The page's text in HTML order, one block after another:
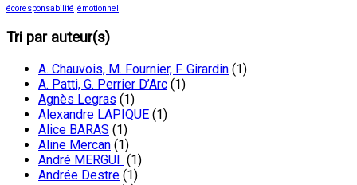
écoresponsabilité émotionnel
Tri par auteur(s)
A. Chauvois, M. Fournier, F. Girardin (1)
A. Patti, G. Perrier D’Arc (1)
Agnès Legras (1)
Alexandre LAPIQUE (1)
Alice BARAS (1)
Aline Mercan (1)
André MERGUI (1)
Andrée Destre (1)